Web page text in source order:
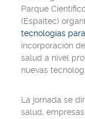
Parque
(Espaitec)
tecnologías
incorporación
salud a nivel
nuevas
La jornada se
salud,